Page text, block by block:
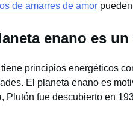
de amarres de amor
enano es
tiene principios energéticos
El planeta enano es
Plutón fue descubierto en